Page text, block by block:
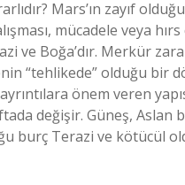
Mars’ın zayıf
mücadele veya
ve Boğa’dır. Merkür
“tehlikede” olduğu bir
önem veren
değişir. Güneş, Aslan
burç Terazi ve kötücül